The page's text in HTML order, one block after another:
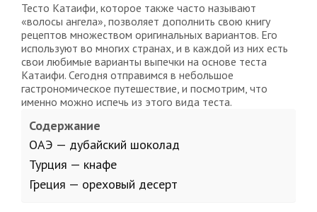
Тесто Катаифи, которое также часто называют
«волосы ангела», позволяет дополнить свою книгу
рецептов множеством оригинальных вариантов. Его
используют во многих странах, и в каждой из них есть
свои любимые варианты выпечки на основе теста
Катаифи. Сегодня отправимся в небольшое
гастрономическое путешествие, и посмотрим, что
именно можно испечь из этого вида теста.
Содержание
ОАЭ — дубайский шоколад
Турция — кнафе
Греция — ореховый десерт